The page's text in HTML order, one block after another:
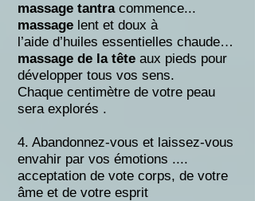
massage tantracommence...
massage lent et doux à
l’aide d’huiles essentielles chaude…
massage de la tête aux pieds pour
développer tous vos sens.
Chaque centimètre de votre peau
sera explorés .
4. Abandonnez-vous et laissez-vous
envahir par vos émotions ....
acceptation de vote corps, de votre
âme et de votre esprit